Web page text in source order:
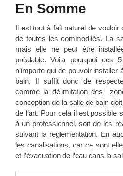
En Somme
Il est tout à fait naturel de vouloir
de toutes les commodités. La
mais elle ne peut être
préalable. Voila pourquoi ces
n’importe qui de pouvoir installer
bain. Il suffit donc de
comme la délimitation des
conception de la salle de bain
de l’art. Pour cela il est possible
à un professionnel, soit de les
suivant la réglementation. En
les canalisations, car ce sont
et l’évacuation de l’eau dans la